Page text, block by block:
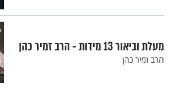
מעלת וביאור 13 מידות - הרב זמיר כהן
הרב זמיר כהן